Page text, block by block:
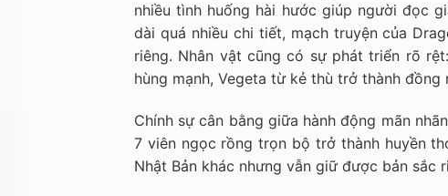
nhiều tình huống hài hước giúp người đọc
dài quá nhiều chi tiết, mạch truyện của
riêng. Nhân vật cũng có sự phát triển rõ
hùng mạnh, Vegeta từ kẻ thù trở thành
Chính sự cân bằng giữa hành động mãn
7 viên ngọc rồng trọn bộ trở thành huyền
Nhật Bản khác nhưng vẫn giữ được bản sắc